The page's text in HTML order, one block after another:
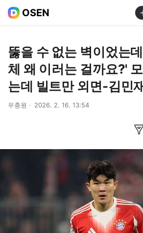
OSEN
뚫을 수 없는 벽이었는
체 왜 이러는 걸까요?'
는데 빌트만 외면-김민
우충원 2026. 2. 16. 13:54